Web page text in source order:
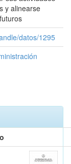
y alinearse
datos/1295